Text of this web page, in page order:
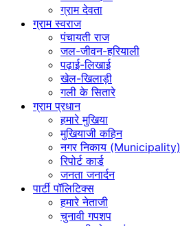
ग्राम देवता
ग्राम स्वराज
पंचायती राज
जल-जीवन-हरियाली
पढ़ाई-लिखाई
खेल-खिलाड़ी
गली के सितारे
ग्राम प्रधान
हमारे मुखिया
मुखियाजी कहिन
नगर निकाय (Municipality)
रिपोर्ट कार्ड
जनता जनार्दन
पार्टी पॉलिटिक्स
हमारे नेताजी
चुनावी गपशप